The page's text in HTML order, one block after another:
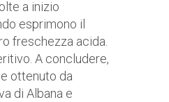
a inizio
esprimono il
freschezza acida.
A concludere,
ottenuto da
di Albana e